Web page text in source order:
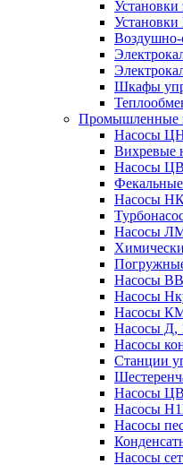
Воздушно-
Шкафы
Промышленные
Насосы
Вихревые
Насосы
Насосы
Насосы
Насосы
Насосы
Насосы
Насосы Д,
Насосы
Станции
Насосы
Насосы
Насосы
Насосы